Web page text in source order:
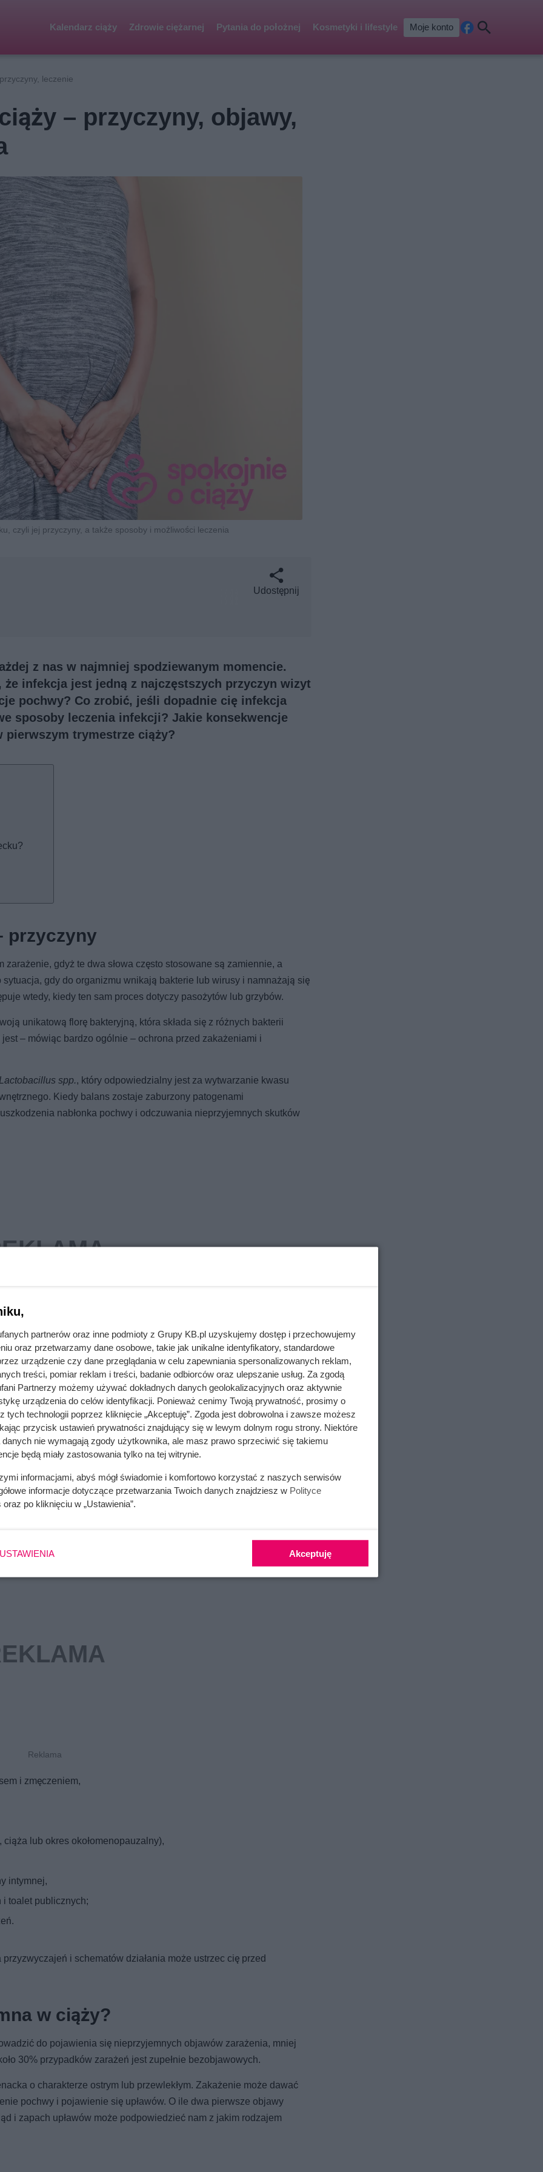
Kalendarz ciąży Zdrowie ciężarnej Pytania do położnej Kosmetyki i lifestyle Moje konto
cebkaj
leczenie
– przyczyny, objawy,
czyli jej przyczyny, a także sposoby i możliwości leczenia
Udostępnij
z nas w najmniej spodziewanym momencie.
infekcja jest jedną z najczęstszych przyczyn wizyt
pochwy? Co zrobić, jeśli dopadnie cię infekcja
sposoby leczenia infekcji? Jakie konsekwencje
pierwszym trymestrze ciąży?
przyczyny
gdyż te dwa słowa często stosowane są zamiennie, a
gdy do organizmu wnikają bakterie lub wirusy i namnażają się
wtedy, kiedy ten sam proces dotyczy pasożytów lub grzybów.
unikatową florę bakteryjną, która składa się z różnych bakterii
– mówiąc bardzo ogólnie – ochrona przed zakażeniami i
spp., który odpowiedzialny jest za wytwarzanie kwasu
Kiedy balans zostaje zaburzony patogenami
nabłonka pochwy i odczuwania nieprzyjemnych skutków
inny drobnoustrój – grzyb, najczęściej z rodzajuCandida,
Niestety, ale ciąża jest czynnikiem sprzyjającym pojawianiu się i
narządów płciowych.
dotyka około 20% kobiet nieciężarnych, a u kobiet będących w ciąży
ciąży infekcja dotyka około 10% ciężarnych, natomiast w trzecim
Dodatkowo, prawie 90% ciężarnych, które wcześniej zmagały się z
, ponownie dotyka ten problem.
przyczynić się do tego, iż infekcja intymna w ciąży w ogóle się
Poniżej przedstawiam ci sytuacje, które sprzyjają zakażeniom:
i zmęczeniem,
lub okres okołomenopauzalny),
intymnej,
i toalet publicznych;
i schematów działania może ustrzec cię przed
w ciąży?
do pojawienia się nieprzyjemnych objawów zarażenia, mniej
30% przypadków zarażeń jest zupełnie bezobjawowych.
o charakterze ostrym lub przewlekłym. Zakażenie może dawać
pochwy i pojawienie się upławów. O ile dwa pierwsze objawy
i zapach upławów może podpowiedzieć nam z jakim rodzajem
partnerów oraz inne podmioty z Grupy KB.pl uzyskujemy dostęp i przechowujemy
oraz przetwarzamy dane osobowe, takie jak unikalne identyfikatory, standardowe
urządzenie czy dane przeglądania w celu zapewniania spersonalizowanych reklam,
treści, pomiar reklam i treści, badanie odbiorców oraz ulepszanie usług. Za zgodą
Partnerzy możemy używać dokładnych danych geolokalizacyjnych oraz aktywnie
urządzenia do celów identyfikacji. Ponieważ cenimy Twoją prywatność, prosimy o
tych technologii poprzez kliknięcie „Akceptuję”. Zgoda jest dobrowolna i zawsze możesz
przycisk ustawień prywatności znajdujący się w lewym dolnym rogu strony. Niektóre
danych nie wymagają zgody użytkownika, ale masz prawo sprzeciwić się takiemu
będą miały zastosowania tylko na tej witrynie.
informacjami, abyś mógł świadomie i komfortowo korzystać z naszych serwisów
informacje dotyczące przetwarzania Twoich danych znajdziesz w Polityce
oraz po kliknięciu w „Ustawienia”.
USTAWIENIA Akceptuję